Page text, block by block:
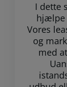
I dette
hjælpe
Vores
og
med